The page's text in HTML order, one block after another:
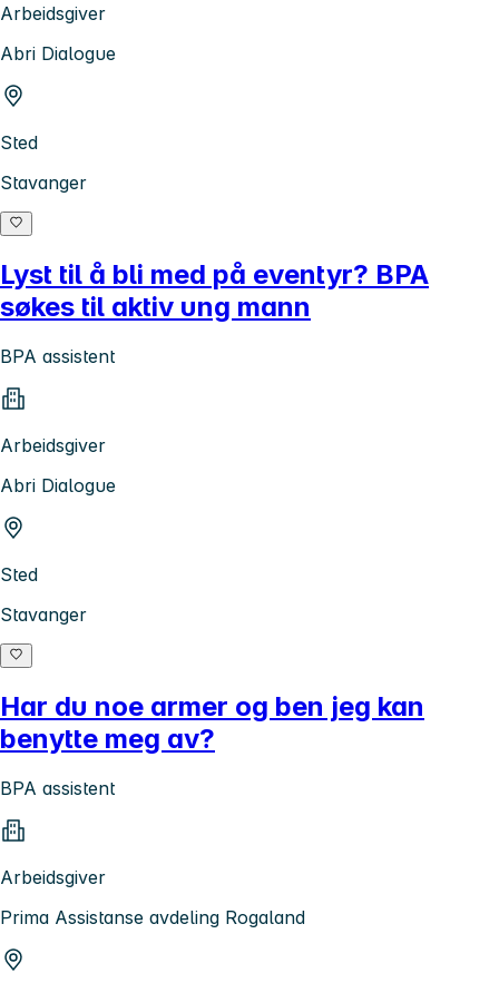
Arbeidsgiver
Abri Dialogue
Sted
Stavanger
Lyst til å bli med på eventyr? BPA
søkes til aktiv ung mann
BPA assistent
Arbeidsgiver
Abri Dialogue
Sted
Stavanger
Har du noe armer og ben jeg kan
benytte meg av?
BPA assistent
Arbeidsgiver
Prima Assistanse avdeling Rogaland